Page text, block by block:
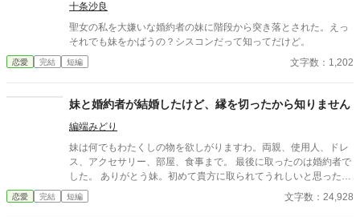
十条沙良
聖女の私を大嫌いな婚約者の妹に階段から突き落とされた。えっ
それでも妹をかばうの？シスコンだって知ってだけど。
恋愛 完結 短編 文字数：1,202
妹と婚約者が結婚したけど、縁を切ったから知りません
編端みどり
妹は何でもわたくしの物を欲しがりますわ。両親、使用人、ドレ
ス、アクセサリー、部屋、食事まで。 最後に取ったのは婚約者で
した。 ありがとう妹。初めて貴方に取られてうれしいと思った
わ。
恋愛 完結 短編 文字数：24,928